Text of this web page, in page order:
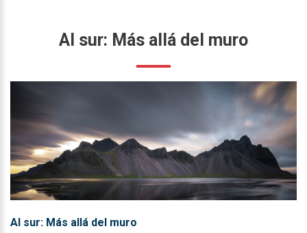
Al sur: Más allá del muro
Al sur: Más allá del muro